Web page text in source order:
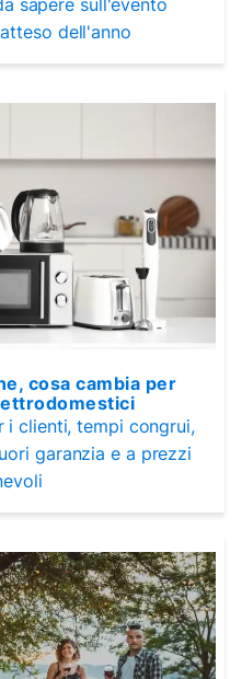
dell'anno
cosa cambia per
i clienti, tempi congrui,
garanzia e a prezzi